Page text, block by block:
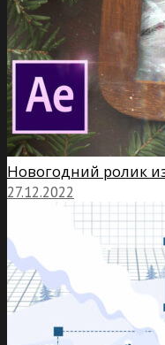
Новогодний ролик
27.12.2022